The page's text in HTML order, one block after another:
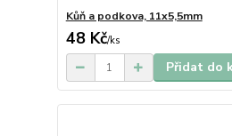
Kůň a podkova, 11x5,5mm
48 Kč/ks
Přidat do